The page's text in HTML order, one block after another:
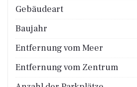
Gebäudeart
Baujahr
Entfernung vom Meer
Entfernung vom Zentrum